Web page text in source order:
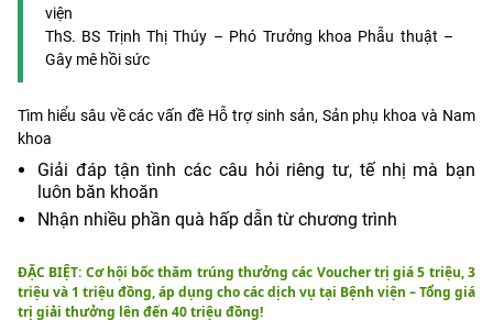
viện
ThS. BS Trịnh Thị Thúy – Phó Trưởng khoa Phẫu thuật –
Gây mê hồi sức
Tìm hiểu sâu về các vấn đề Hỗ trợ sinh sản, Sản phụ khoa và Nam
khoa
Giải đáp tận tình các câu hỏi riêng tư, tế nhị mà bạn
luôn băn khoăn
Nhận nhiều phần quà hấp dẫn từ chương trình
ĐẶC BIỆT: Cơ hội bốc thăm trúng thưởng các Voucher trị giá 5 triệu, 3
triệu và 1 triệu đồng, áp dụng cho các dịch vụ tại Bệnh viện – Tổng giá
trị giải thưởng lên đến 40 triệu đồng!